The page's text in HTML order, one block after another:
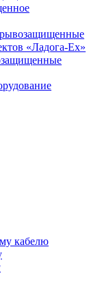
«Ладога-Ex»
кабелю